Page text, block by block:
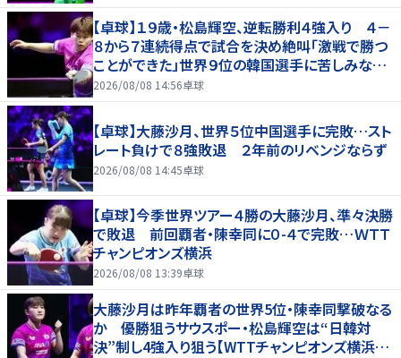
【卓球】１９歳・松島輝空、逆転勝利４強入り ４－
８から７連続得点で試合を決め絶叫「激戦で勝つ
ことができた」世界９位の韓国選手に苦しみなが
らもフルゲーム激闘制す…ＷＴＴチャンピオンズ
2026/08/08 14:56卓球
【卓球】大藤沙月、世界５位中国選手に完敗…スト
レート負けで８強敗退 ２年前のリベンジならず
2026/08/08 14:45卓球
【卓球】今季世界ツアー４勝の大藤沙月、準々決勝
で敗退 前回覇者・陳幸同に０-４で完敗…ＷＴＴ
チャンピオンズ横浜
2026/08/08 13:39卓球
大藤沙月は昨年覇者の世界5位・陳幸同撃破なる
か 優勝狙うサウスポー・松島輝空は“日韓対
決”制し4強入り狙う【WTTチャンピオンズ横浜20